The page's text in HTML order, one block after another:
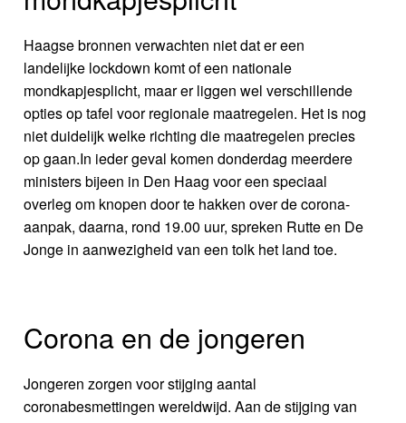
Haagse bronnen verwachten niet dat er een
landelijke lockdown komt of een nationale
mondkapjesplicht, maar er liggen wel verschillende
opties op tafel voor regionale maatregelen. Het is nog
niet duidelijk welke richting die maatregelen precies
op gaan.In ieder geval komen donderdag meerdere
ministers bijeen in Den Haag voor een speciaal
overleg om knopen door te hakken over de corona-
aanpak, daarna, rond 19.00 uur, spreken Rutte en De
Jonge in aanwezigheid van een tolk het land toe.
Corona en de jongeren
Jongeren zorgen voor stijging aantal
coronabesmettingen wereldwijd. Aan de stijging van